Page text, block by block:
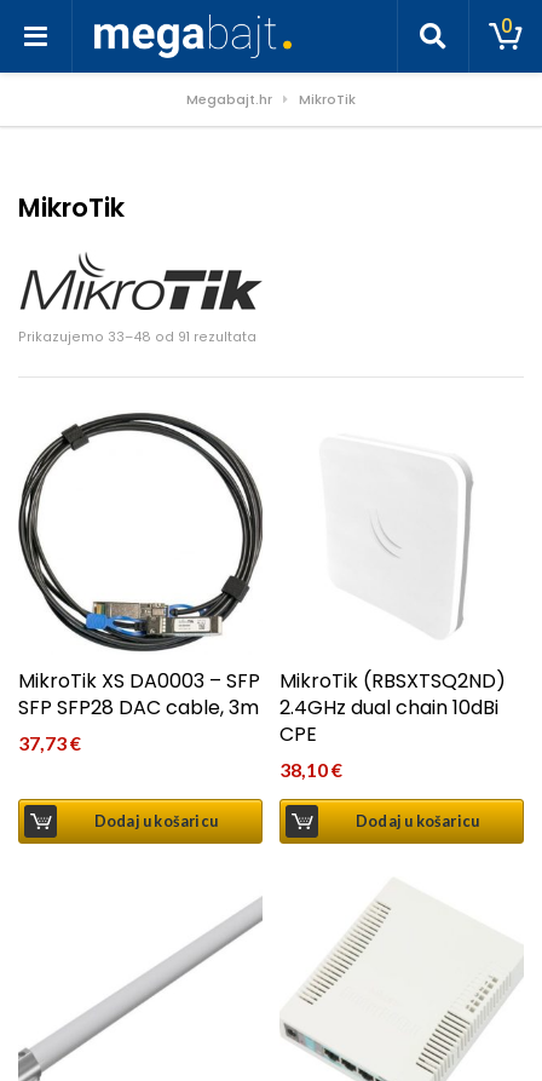
0
Megabajt.hr MikroTik
MikroTik
Prikazujemo 33–48 od 91 rezultata
MikroTik XS DA0003 – SFP
SFP SFP28 DAC cable, 3m
37,73€
Dodaj u košaricu
MikroTik (RBSXTSQ2ND)
2.4GHz dual chain 10dBi
CPE
38,10€
Dodaj u košaricu